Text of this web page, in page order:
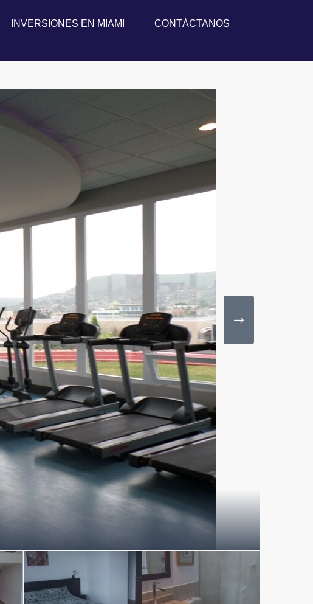
INVERSIONES EN MIAMI CONTÁCTANOS